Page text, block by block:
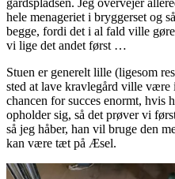
hele menageriet i bryggerset og
begge, fordi det i al fald ville
vi lige det andet først …
Stuen er generelt lille (ligesom
sted at lave kravlegård ville være
chancen for succes enormt, hvis
opholder sig, så det prøver vi
så jeg håber, han vil bruge den
kan være tæt på Æsel.